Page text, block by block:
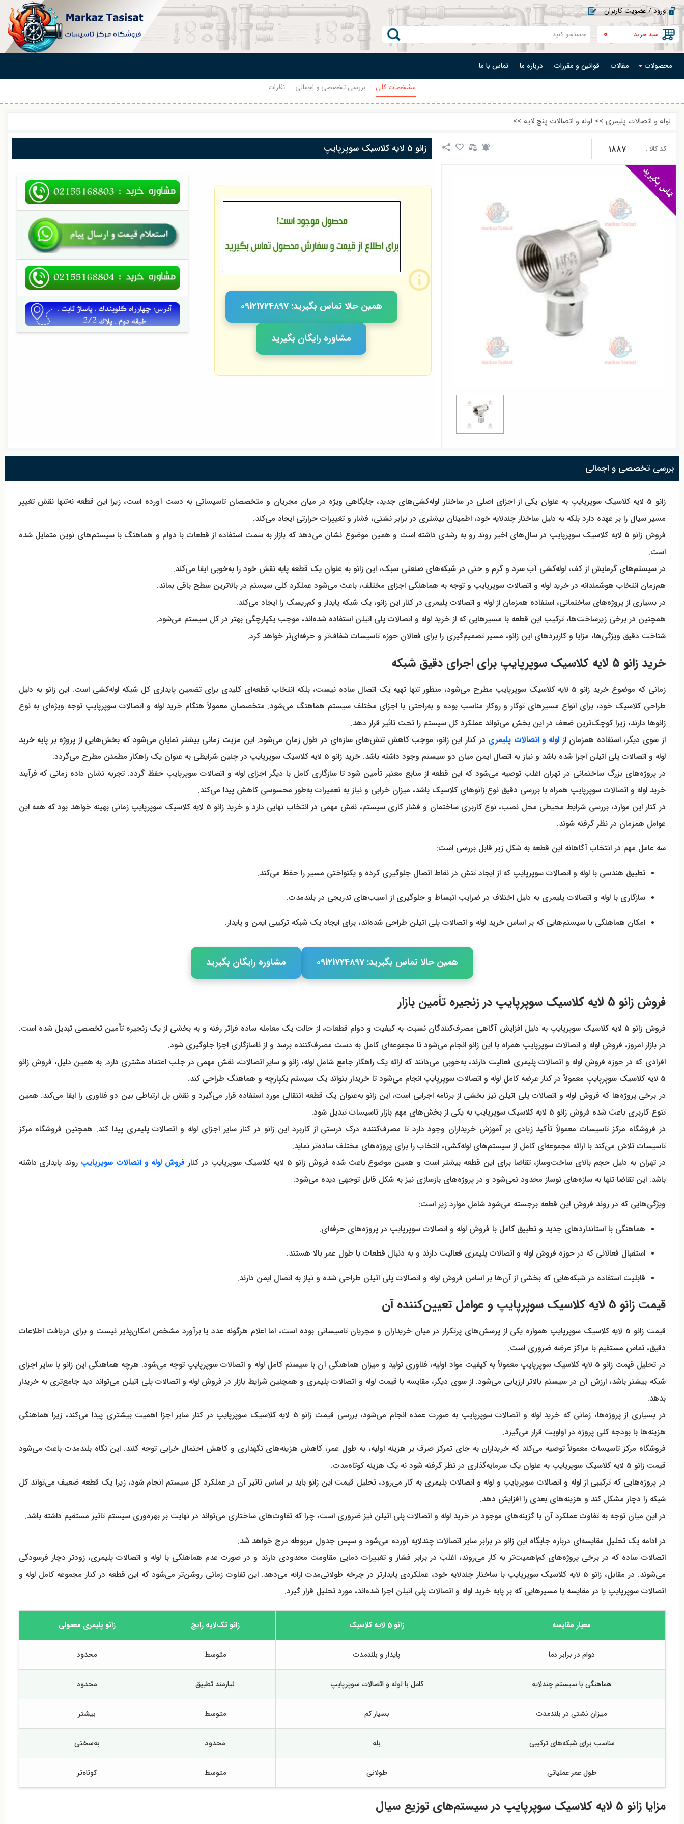
ورود / عضویت کاربران تماس با ما
سبد خرید 0
محصولات مقالات قوانین و مقررات درباره ما
تماس با ما
مشخصات کلی
بررسی تخصصی و اجمالی نظرات
لوله و اتصالات پلیمری >> لوله و اتصالات پنچ لایه >>
کد کالا : 1887 زانو 5 لایه کلاسیک سوپرپایپ
همین حالا تماس بگیرید: 09121724897
مشاوره رایگان بگیرید
بررسی تخصصی و اجمالی
زانو 5 لایه کلاسیک سوپرپایپ به عنوان یکی از اجزای اصلی در ساختار لوله‌کشی‌های جدید، جایگاهی ویژه در میان مجریان و متخصصان تاسیساتی به دست آورده است، زیرا این قطعه نه‌تنها نقش تغییر
مسیر سیال را بر عهده دارد بلکه به دلیل ساختار چندلایه خود، اطمینان بیشتری در برابر نشتی، فشار و تغییرات حرارتی ایجاد می‌کند.
فروش زانو 5 لایه کلاسیک سوپرپایپ در سال‌های اخیر روند رو به رشدی داشته است و همین موضوع نشان می‌دهد که بازار به سمت استفاده از قطعات با دوام و هماهنگ با سیستم‌های نوین متمایل شده
است.
در سیستم‌های گرمایش از کف، لوله‌کشی آب سرد و گرم و حتی در شبکه‌های صنعتی سبک، این زانو به عنوان یک قطعه پایه نقش خود را به‌خوبی ایفا می‌کند.
هم‌زمان انتخاب هوشمندانه در خرید لوله و اتصالات سوپرپایپ و توجه به هماهنگی اجزای مختلف، باعث می‌شود عملکرد کلی سیستم در بالاترین سطح باقی بماند.
در بسیاری از پروژه‌های ساختمانی، استفاده همزمان از لوله و اتصالات پلیمری در کنار این زانو، یک شبکه پایدار و کم‌ریسک را ایجاد می‌کند.
همچنین در برخی زیرساخت‌ها، ترکیب این قطعه با مسیرهایی که از خرید لوله و اتصالات پلی اتیلن استفاده شده‌اند، موجب یکپارچگی بهتر در کل سیستم می‌شود.
شناخت دقیق ویژگی‌ها، مزایا و کاربردهای این زانو، مسیر تصمیم‌گیری را برای فعالان حوزه تاسیسات شفاف‌تر و حرفه‌ای‌تر خواهد کرد.
خرید زانو 5 لایه کلاسیک سوپرپایپ برای اجرای دقیق شبکه
زمانی که موضوع خرید زانو 5 لایه کلاسیک سوپرپایپ مطرح می‌شود، منظور تنها تهیه یک اتصال ساده نیست، بلکه انتخاب قطعه‌ای کلیدی برای تضمین پایداری کل شبکه لوله‌کشی است. این زانو به دلیل
طراحی کلاسیک خود، برای انواع مسیرهای توکار و روکار مناسب بوده و به‌راحتی با اجزای مختلف سیستم هماهنگ می‌شود. متخصصان معمولاً هنگام خرید لوله و اتصالات سوپرپایپ توجه ویژه‌ای به نوع
زانوها دارند، زیرا کوچک‌ترین ضعف در این بخش می‌تواند عملکرد کل سیستم را تحت تاثیر قرار دهد.
از سوی دیگر، استفاده همزمان از لوله و اتصالات پلیمری در کنار این زانو، موجب کاهش تنش‌های سازه‌ای در طول زمان می‌شود. این مزیت زمانی بیشتر نمایان می‌شود که بخش‌هایی از پروژه بر پایه خرید
لوله و اتصالات پلی اتیلن اجرا شده باشد و نیاز به اتصال ایمن میان دو سیستم وجود داشته باشد. خرید زانو 5 لایه کلاسیک سوپرپایپ در چنین شرایطی به عنوان یک راهکار مطمئن مطرح می‌گردد.
در پروژه‌های بزرگ ساختمانی در تهران اغلب توصیه می‌شود که این قطعه از منابع معتبر تأمین شود تا سازگاری کامل با دیگر اجزای لوله و اتصالات سوپرپایپ حفظ گردد. تجربه نشان داده زمانی که فرآیند
خرید لوله و اتصالات سوپرپایپ همراه با بررسی دقیق نوع زانوهای کلاسیک باشد، میزان خرابی و نیاز به تعمیرات به‌طور محسوسی کاهش پیدا می‌کند.
در کنار این موارد، بررسی شرایط محیطی محل نصب، نوع کاربری ساختمان و فشار کاری سیستم، نقش مهمی در انتخاب نهایی دارد و خرید زانو 5 لایه کلاسیک سوپرپایپ زمانی بهینه خواهد بود که همه این
عوامل همزمان در نظر گرفته شوند.
سه عامل مهم در انتخاب آگاهانه این قطعه به شکل زیر قابل بررسی است:
تطبیق هندسی با لوله و اتصالات سوپرپایپ که از ایجاد تنش در نقاط اتصال جلوگیری کرده و یکنواختی مسیر را حفظ می‌کند.
سازگاری با لوله و اتصالات پلیمری به دلیل اختلاف در ضرایب انبساط و جلوگیری از آسیب‌های تدریجی در بلندمدت.
امکان هماهنگی با سیستم‌هایی که بر اساس خرید لوله و اتصالات پلی اتیلن طراحی شده‌اند، برای ایجاد یک شبکه ترکیبی ایمن و پایدار.
همین حالا تماس بگیرید: 09121724897 مشاوره رایگان بگیرید
فروش زانو 5 لایه کلاسیک سوپرپایپ در زنجیره تأمین بازار
فروش زانو 5 لایه کلاسیک سوپرپایپ به دلیل افزایش آگاهی مصرف‌کنندگان نسبت به کیفیت و دوام قطعات، از حالت یک معامله ساده فراتر رفته و به بخشی از یک زنجیره تأمین تخصصی تبدیل شده است.
در بازار امروز، فروش لوله و اتصالات سوپرپایپ همراه با این زانو انجام می‌شود تا مجموعه‌ای کامل به دست مصرف‌کننده برسد و از ناسازگاری اجزا جلوگیری شود.
افرادی که در حوزه فروش لوله و اتصالات پلیمری فعالیت دارند، به‌خوبی می‌دانند که ارائه یک راهکار جامع شامل لوله، زانو و سایر اتصالات، نقش مهمی در جلب اعتماد مشتری دارد. به همین دلیل، فروش زانو
5 لایه کلاسیک سوپرپایپ معمولاً در کنار عرضه کامل لوله و اتصالات سوپرپایپ انجام می‌شود تا خریدار بتواند یک سیستم یکپارچه و هماهنگ طراحی کند.
در برخی پروژه‌ها که فروش لوله و اتصالات پلی اتیلن نیز بخشی از برنامه اجرایی است، این زانو به‌عنوان یک قطعه انتقالی مورد استفاده قرار می‌گیرد و نقش پل ارتباطی بین دو فناوری را ایفا می‌کند. همین
تنوع کاربری باعث شده فروش زانو 5 لایه کلاسیک سوپرپایپ به یکی از بخش‌های مهم بازار تاسیسات تبدیل شود.
در فروشگاه مرکز تاسیسات معمولاً تأکید زیادی بر آموزش خریداران وجود دارد تا مصرف‌کننده درک درستی از کاربرد این زانو در کنار سایر اجزای لوله و اتصالات پلیمری پیدا کند. همچنین فروشگاه مرکز
تاسیسات تلاش می‌کند با ارائه مجموعه‌ای کامل از سیستم‌های لوله‌کشی، انتخاب را برای پروژه‌های مختلف ساده‌تر نماید.
در تهران به دلیل حجم بالای ساخت‌وساز، تقاضا برای این قطعه بیشتر است و همین موضوع باعث شده فروش زانو 5 لایه کلاسیک سوپرپایپ در کنار
فروش لوله و اتصالات سوپرپایپ روند پایداری داشته
باشد. این تقاضا تنها به سازه‌های نوساز محدود نمی‌شود و در پروژه‌های بازسازی نیز به شکل قابل توجهی دیده می‌شود.
ویژگی‌هایی که در روند فروش این قطعه برجسته می‌شود شامل موارد زیر است:
هماهنگی با استانداردهای جدید و تطبیق کامل با فروش لوله و اتصالات سوپرپایپ در پروژه‌های حرفه‌ای.
استقبال فعالانی که در حوزه فروش لوله و اتصالات پلیمری فعالیت دارند و به دنبال قطعات با طول عمر بالا هستند.
قابلیت استفاده در شبکه‌هایی که بخشی از آن‌ها بر اساس فروش لوله و اتصالات پلی اتیلن طراحی شده و نیاز به اتصال ایمن دارند.
قیمت زانو 5 لایه کلاسیک سوپرپایپ و عوامل تعیین‌کننده آن
قیمت زانو 5 لایه کلاسیک سوپرپایپ همواره یکی از پرسش‌های پرتکرار در میان خریداران و مجریان تاسیساتی بوده است، اما اعلام هرگونه عدد یا برآورد مشخص امکان‌پذیر نیست و برای دریافت اطلاعات
دقیق، تماس مستقیم با مراکز عرضه ضروری است.
در تحلیل قیمت زانو 5 لایه کلاسیک سوپرپایپ معمولاً به کیفیت مواد اولیه، فناوری تولید و میزان هماهنگی آن با سیستم کامل لوله و اتصالات سوپرپایپ توجه می‌شود. هرچه هماهنگی این زانو با سایر اجزای
شبکه بیشتر باشد، ارزش آن در سیستم بالاتر ارزیابی می‌شود. از سوی دیگر، مقایسه با قیمت لوله و اتصالات پلیمری و همچنین شرایط بازار در فروش لوله و اتصالات پلی اتیلن می‌تواند دید جامع‌تری به خریدار
بدهد.
در بسیاری از پروژه‌ها، زمانی که خرید لوله و اتصالات سوپرپایپ به صورت عمده انجام می‌شود، بررسی قیمت زانو 5 لایه کلاسیک سوپرپایپ در کنار سایر اجزا اهمیت بیشتری پیدا می‌کند، زیرا هماهنگی
هزینه‌ها با بودجه کلی پروژه در اولویت قرار می‌گیرد.
فروشگاه مرکز تاسیسات معمولاً توصیه می‌کند که خریداران به جای تمرکز صرف بر هزینه اولیه، به طول عمر، کاهش هزینه‌های نگهداری و کاهش احتمال خرابی توجه کنند. این نگاه بلندمدت باعث می‌شود
قیمت زانو 5 لایه کلاسیک سوپرپایپ به عنوان یک سرمایه‌گذاری در نظر گرفته شود نه یک هزینه کوتاه‌مدت.
در پروژه‌هایی که ترکیبی از لوله و اتصالات سوپرپایپ و لوله و اتصالات پلیمری به کار می‌رود، تحلیل قیمت این زانو باید بر اساس تاثیر آن در عملکرد کل سیستم انجام شود، زیرا یک قطعه ضعیف می‌تواند کل
شبکه را دچار مشکل کند و هزینه‌های بعدی را افزایش دهد.
در این میان توجه به تفاوت عملکرد آن با گزینه‌های موجود در خرید لوله و اتصالات پلی اتیلن نیز ضروری است، چرا که تفاوت‌های ساختاری می‌تواند در نهایت بر بهره‌وری سیستم تاثیر مستقیم داشته باشد.
در ادامه یک تحلیل مقایسه‌ای درباره جایگاه این زانو در برابر سایر اتصالات چندلایه آورده می‌شود و سپس جدول مربوطه درج خواهد شد.
اتصالات ساده که در برخی پروژه‌های کم‌اهمیت‌تر به کار می‌روند، اغلب در برابر فشار و تغییرات دمایی مقاومت محدودی دارند و در صورت عدم هماهنگی با لوله و اتصالات پلیمری، زودتر دچار فرسودگی
می‌شوند. در مقابل، زانو 5 لایه کلاسیک سوپرپایپ با ساختار چندلایه خود، عملکردی پایدارتر در چرخه طولانی‌مدت ارائه می‌دهد. این تفاوت زمانی روشن‌تر می‌شود که این قطعه در کنار مجموعه کامل لوله و
اتصالات سوپرپایپ یا در مقایسه با مسیرهایی که بر پایه خرید لوله و اتصالات پلی اتیلن اجرا شده‌اند، مورد تحلیل قرار گیرد.
معیار مقایسه زانو 5 لایه کلاسیک زانو تک‌لایه رایج زانو پلیمری معمولی
دوام در برابر دما پایدار و بلندمدت متوسط محدود
هماهنگی با سیستم چندلایه کامل با لوله و اتصالات سوپرپایپ نیازمند تطبیق محدود
میزان نشتی در بلندمدت بسیار کم متوسط بیشتر
مناسب برای شبکه‌های ترکیبی بله محدود به‌سختی
طول عمر عملیاتی طولانی متوسط کوتاه‌تر
مزایا زانو 5 لایه کلاسیک سوپرپایپ در سیستم‌های توزیع سیال